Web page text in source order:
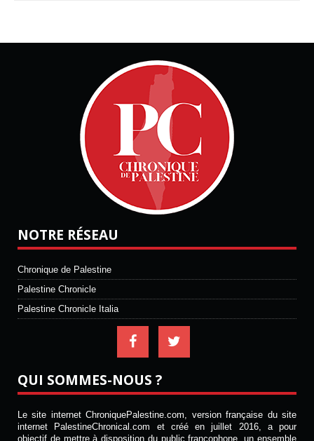
NOTRE RÉSEAU
Chronique de Palestine
Palestine Chronicle
Palestine Chronicle Italia
QUI SOMMES-NOUS ?
Le site internet ChroniquePalestine.com, version française du site
internet PalestineChronical.com et créé en juillet 2016, a pour
objectif de mettre à disposition du public francophone, un ensemble